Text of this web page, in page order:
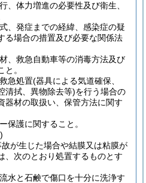
、体力増進の必要性及び衛生、
、発症までの経緯、感染症の疑
る場合の措置及び必要な関係法
、救急自動車等の消毒方法及び
。
急処置(器具による気道確保、
清拭、異物除去等)を行う場合の
器材の取扱い、保管方法に関す
保護に関すること。
が生じた場合や結膜又は粘膜が
、次のとおり処置するものとす
水と石鹸で傷口を十分に洗浄す